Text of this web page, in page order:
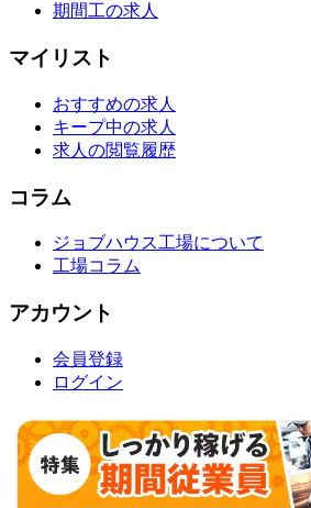
期間工の求人
マイリスト
おすすめの求人
キープ中の求人
求人の閲覧履歴
コラム
ジョブハウス工場について
工場コラム
アカウント
会員登録
ログイン